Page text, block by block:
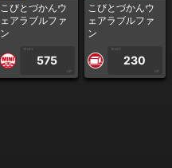
こびとづかんウ
ェアラブルファ
ン
1PLAY
575
CP
こびとづかんウ
ェアラブルファ
ン
1PLAY
230
CP